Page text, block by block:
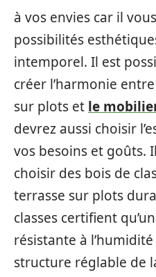
à vos envies car il
possibilités
intemporel. Il est
créer l’harmonie
sur plots et le
devrez aussi choisir
vos besoins et goûts.
choisir des bois de
terrasse sur plots
classes certifient
résistante à
structure réglable de